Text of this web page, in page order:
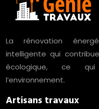
La rénovation
intelligente qui
écologique, ce
l’environnement.
Artisans travaux